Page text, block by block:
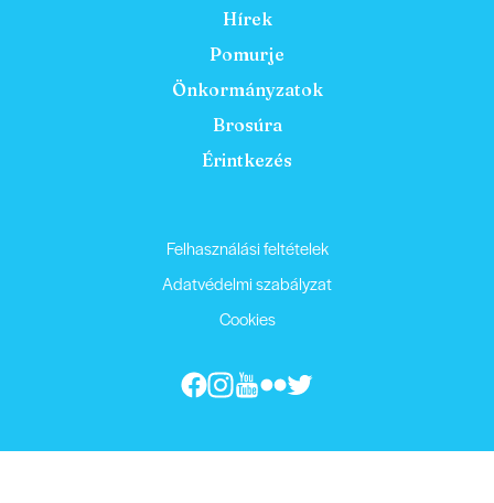
Hírek
Pomurje
Önkormányzatok
Brosúra
Érintkezés
Felhasználási feltételek
Adatvédelmi szabályzat
Cookies